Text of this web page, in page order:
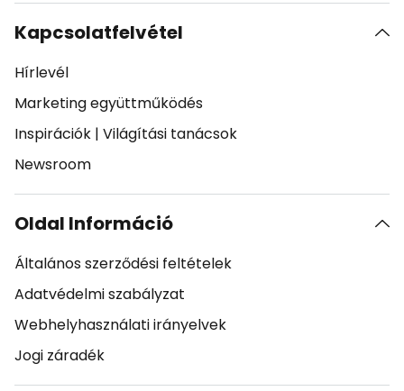
Kapcsolatfelvétel
Hírlevél
Marketing együttműködés
Inspirációk | Világítási tanácsok
Newsroom
Oldal Információ
Általános szerződési feltételek
Adatvédelmi szabályzat
Webhelyhasználati irányelvek
Jogi záradék